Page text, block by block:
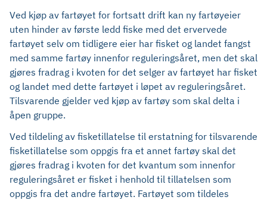
Ved kjøp av fartøyet for fortsatt drift kan ny fartøyeier
uten hinder av første ledd fiske med det ervervede
fartøyet selv om tidligere eier har fisket og landet fangst
med samme fartøy innenfor reguleringsåret, men det skal
gjøres fradrag i kvoten for det selger av fartøyet har fisket
og landet med dette fartøyet i løpet av reguleringsåret.
Tilsvarende gjelder ved kjøp av fartøy som skal delta i
åpen gruppe.
Ved tildeling av fisketillatelse til erstatning for tilsvarende
fisketillatelse som oppgis fra et annet fartøy skal det
gjøres fradrag i kvoten for det kvantum som innenfor
reguleringsåret er fisket i henhold til tillatelsen som
oppgis fra det andre fartøyet. Fartøyet som tildeles